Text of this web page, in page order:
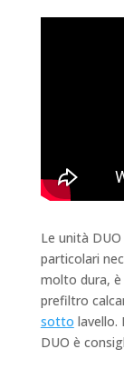
Le unità
particolari
molto dura, è
prefiltro
sotto lavello.
DUO è